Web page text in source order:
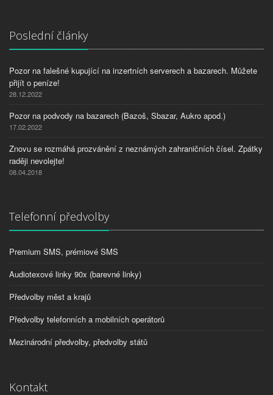
Poslední články
Pozor na falešné kupující na inzertních serverech a bazarech. Můžete
přijít o peníze!
28.12.2022
Pozor na podvody na bazarech (Bazoš, Sbazar, Aukro apod.)
17.02.2022
Znovu se rozmáhá prozvánění z neznámých zahraničních čísel. Zpátky
raději nevolejte!
08.04.2018
Telefonní předvolby
Premium SMS, prémiové SMS
Audiotexové linky 90x (barevné linky)
Předvolby měst a krajů
Předvolby telefonních a mobilních operátorů
Mezinárodní předvolby, předvolby států
Kontakt